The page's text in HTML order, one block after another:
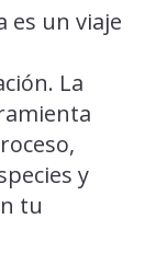
es un viaje
La
y
tu